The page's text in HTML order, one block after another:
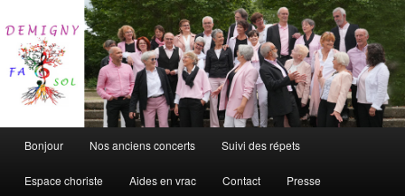
DEFASOL
Chorale de Demigny
menu
Skip
to
Bonjour Nos anciens concerts Suivi des répets
Espace choriste Aides en vrac Contact Presse